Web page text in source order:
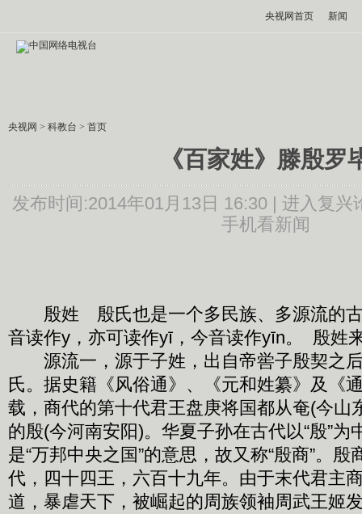
央视网首页 新闻
央视网 > 科教台 > 首页
《百家姓》滕殷罗
发布时间:2014年01月13日 16:30 | 进入复兴
手机看新闻
殷姓 殷氏也是一个多民族、多源流的古
音读作y，亦可读作yī，今音读作yīn。 殷姓
源流一，源于子姓，出自帝喾子殷契之
氏。据史籍《风俗通》、《元和姓纂》及《
载，商代的第十代君王盘庚将国都从奄(今山
的殷(今河南安阳)。华夏子孙在古代以“殷”为
是“万邦中央之国”的意思，故又称“殷商”。
代，四十四王，六百十九年。由于末代君主
道，暴虐天下，被崛起的周族领袖周武王姬